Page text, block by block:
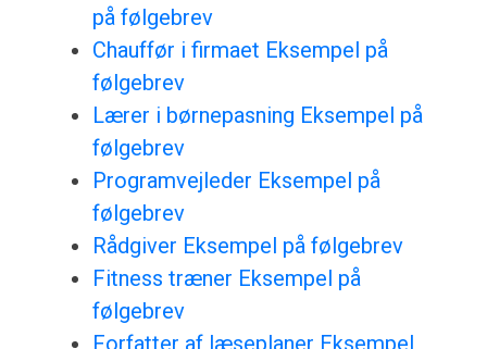
på følgebrev
Chauffør i firmaet Eksempel på
følgebrev
Lærer i børnepasning Eksempel på
følgebrev
Programvejleder Eksempel på
følgebrev
Rådgiver Eksempel på følgebrev
Fitness træner Eksempel på
følgebrev
Forfatter af læseplaner Eksempel